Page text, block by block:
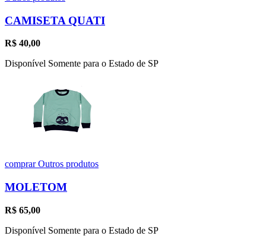
CAMISETA QUATI
R$ 40,00
Disponível Somente para o Estado de SP
comprarOutros produtos
MOLETOM
R$ 65,00
Disponível Somente para o Estado de SP